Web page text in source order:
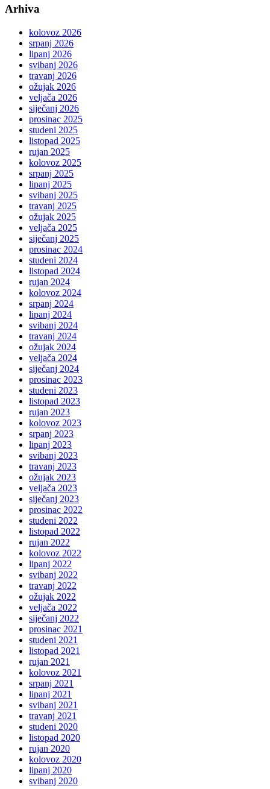
Arhiva
kolovoz 2026
srpanj 2026
lipanj 2026
svibanj 2026
travanj 2026
ožujak 2026
veljača 2026
siječanj 2026
prosinac 2025
studeni 2025
listopad 2025
rujan 2025
kolovoz 2025
srpanj 2025
lipanj 2025
svibanj 2025
travanj 2025
ožujak 2025
veljača 2025
siječanj 2025
prosinac 2024
studeni 2024
listopad 2024
rujan 2024
kolovoz 2024
srpanj 2024
lipanj 2024
svibanj 2024
travanj 2024
ožujak 2024
veljača 2024
siječanj 2024
prosinac 2023
studeni 2023
listopad 2023
rujan 2023
kolovoz 2023
srpanj 2023
lipanj 2023
svibanj 2023
travanj 2023
ožujak 2023
veljača 2023
siječanj 2023
prosinac 2022
studeni 2022
listopad 2022
rujan 2022
kolovoz 2022
lipanj 2022
svibanj 2022
travanj 2022
ožujak 2022
veljača 2022
siječanj 2022
prosinac 2021
studeni 2021
listopad 2021
rujan 2021
kolovoz 2021
srpanj 2021
lipanj 2021
svibanj 2021
travanj 2021
studeni 2020
listopad 2020
rujan 2020
kolovoz 2020
lipanj 2020
svibanj 2020